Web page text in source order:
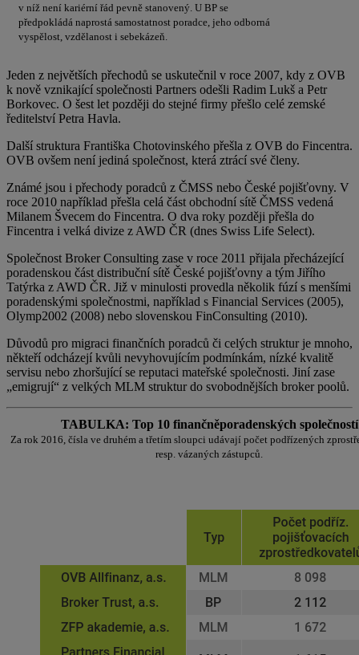
v níž není kariérní řád pevně stanovený. U BP se
předpokládá naprostá samostatnost poradce, jeho odborná
vyspělost, vzdělanost i sebekázeň.
Jeden z největších přechodů se uskutečnil v roce 2007, kdy z OVB
k nově vznikající společnosti Partners odešli Radim Lukš a Petr
Borkovec. O šest let později do stejné firmy přešlo celé zemské
ředitelství Petra Havla.
Další struktura Františka Chotovinského přešla z OVB do Fincentra.
OVB ovšem není jediná společnost, která ztrácí své členy.
Známé jsou i přechody poradců z ČMSS nebo České pojišťovny. V
roce 2010 například přešla celá část obchodní sítě ČMSS vedená
Milanem Švecem do Fincentra. O dva roky později přešla do
Fincentra i velká divize z AWD ČR (dnes Swiss Life Select).
Společnost Broker Consulting zase v roce 2011 přijala přecházející
poradenskou část distribuční sítě České pojišťovny a tým Jiřího
Tatýrka z AWD ČR. Již v minulosti provedla několik fúzí s menšími
poradenskými společnostmi, například s Financial Services (2005),
Olymp2002 (2008) nebo slovenskou FinConsulting (2010).
Důvodů pro migraci finančních poradců či celých struktur je mnoho,
někteří odcházejí kvůli nevyhovujícím podmínkám, nízké kvalitě
servisu nebo zhoršující se reputaci mateřské společnosti. Jiní zase
„emigrují“ z velkých MLM struktur do svobodnějších broker poolů.
TABULKA: Top 10 finančněporadenských společností
Za rok 2016, čísla ve druhém a třetím sloupci udávají počet podřízených
resp. vázaných zástupců.